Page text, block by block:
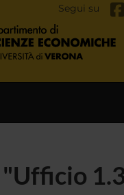
Segui su